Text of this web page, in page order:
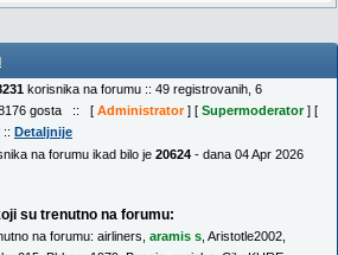
korisnika na forumu :: 49 registrovanih, 6
8176 gosta :: [ Administrator] [ Supermoderator] [
Detaljnije
na forumu ikad bilo je 20624 - dana 04 Apr 2026
su trenutno na forumu:
na forumu: airliners aramis s Aristotle2002